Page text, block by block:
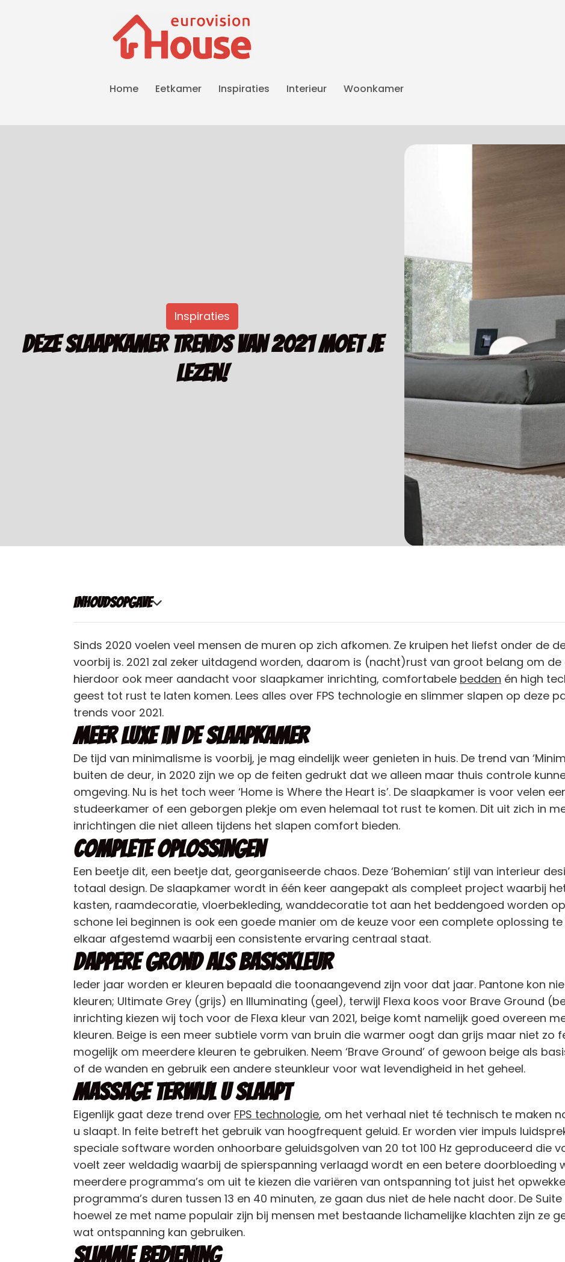
Home Eetkamer Inspiraties Interieur Woonkamer
Inspiraties
Deze slaapkamer trends van 2021 moet je
lezen!
Inhoudsopgave
Sinds 2020 voelen veel mensen de muren op zich afkomen. Ze kruipen het liefst onder de
voorbij is. 2021 zal zeker uitdagend worden, daarom is (nacht)rust van groot belang om de
hierdoor ook meer aandacht voor slaapkamer inrichting, comfortabele bedden én high
geest tot rust te laten komen. Lees alles over FPS technologie en slimmer slapen op deze
trends voor 2021.
Meer luxe in de slaapkamer
De tijd van minimalisme is voorbij, je mag eindelijk weer genieten in huis. De trend van
buiten de deur, in 2020 zijn we op de feiten gedrukt dat we alleen maar thuis controle
omgeving. Nu is het toch weer ‘Home is Where the Heart is’. De slaapkamer is voor velen
studeerkamer of een geborgen plekje om even helemaal tot rust te komen. Dit uit zich in
inrichtingen die niet alleen tijdens het slapen comfort bieden.
Complete oplossingen
Een beetje dit, een beetje dat, georganiseerde chaos. Deze ‘Bohemian’ stijl van interieur
totaal design. De slaapkamer wordt in één keer aangepakt als compleet project waarbij
kasten, raamdecoratie, vloerbekleding, wanddecoratie tot aan het beddengoed worden
schone lei beginnen is ook een goede manier om de keuze voor een complete oplossing
elkaar afgestemd waarbij een consistente ervaring centraal staat.
Dappere grond als basiskleur
Ieder jaar worden er kleuren bepaald die toonaangevend zijn voor dat jaar. Pantone kon
kleuren; Ultimate Grey (grijs) en Illuminating (geel), terwijl Flexa koos voor Brave Ground
inrichting kiezen wij toch voor de Flexa kleur van 2021, beige komt namelijk goed overeen
kleuren. Beige is een meer subtiele vorm van bruin die warmer oogt dan grijs maar niet zo
mogelijk om meerdere kleuren te gebruiken. Neem ‘Brave Ground’ of gewoon beige als
of de wanden en gebruik een andere steunkleur voor wat levendigheid in het geheel.
Massage terwijl u slaapt
Eigenlijk gaat deze trend over FPS technologie, om het verhaal niet té technisch te maken
u slaapt. In feite betreft het gebruik van hoogfrequent geluid. Er worden vier impuls
speciale software worden onhoorbare geluidsgolven van 20 tot 100 Hz geproduceerd die
voelt zeer weldadig waarbij de spierspanning verlaagd wordt en een betere doorbloeding
meerdere programma’s om uit te kiezen die variëren van ontspanning tot juist het
programma’s duren tussen 13 en 40 minuten, ze gaan dus niet de hele nacht door. De
hoewel ze met name populair zijn bij mensen met bestaande lichamelijke klachten zijn ze
wat ontspanning kan gebruiken.
Slimme bediening